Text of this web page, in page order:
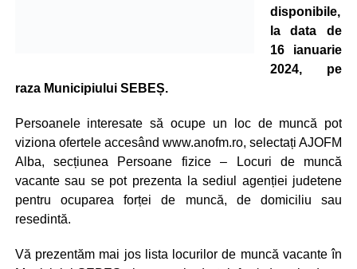
disponibile,
la data de
16 ianuarie
2024, pe
raza Municipiului SEBEȘ.
Persoanele interesate să ocupe un loc de muncă pot
viziona ofertele accesând www.anofm.ro, selectați AJOFM
Alba, secțiunea Persoane fizice – Locuri de muncă
vacante sau se pot prezenta la sediul agenției judetene
pentru ocuparea forței de muncă, de domiciliu sau
resedintă.
Vă prezentăm mai jos lista locurilor de muncă vacante în